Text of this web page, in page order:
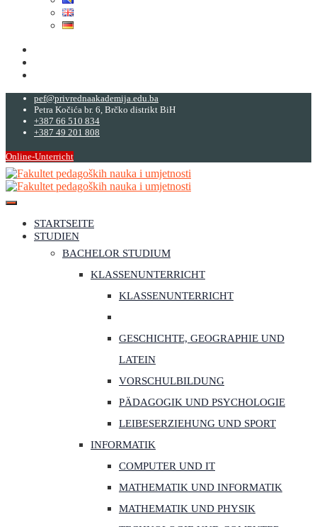
pef@privrednaakademija.edu.ba
Petra Kočića br. 6, Brčko distrikt BiH
+387 66 510 834
+387 49 201 808
Online-Unterricht
STARTSEITE
STUDIEN
BACHELOR STUDIUM
KLASSENUNTERRICHT
KLASSENUNTERRICHT
GESCHICHTE, GEOGRAPHIE UND
LATEIN
VORSCHULBILDUNG
PÄDAGOGIK UND PSYCHOLOGIE
LEIBESERZIEHUNG UND SPORT
INFORMATIK
COMPUTER UND IT
MATHEMATIK UND INFORMATIK
MATHEMATIK UND PHYSIK